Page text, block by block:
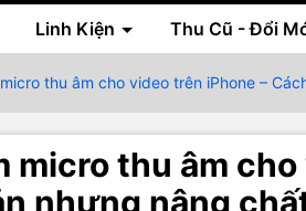
Linh Kiện Thu Cũ - Đổi
thu âm cho video trên iPhone –
micro thu âm
nhưng nâng